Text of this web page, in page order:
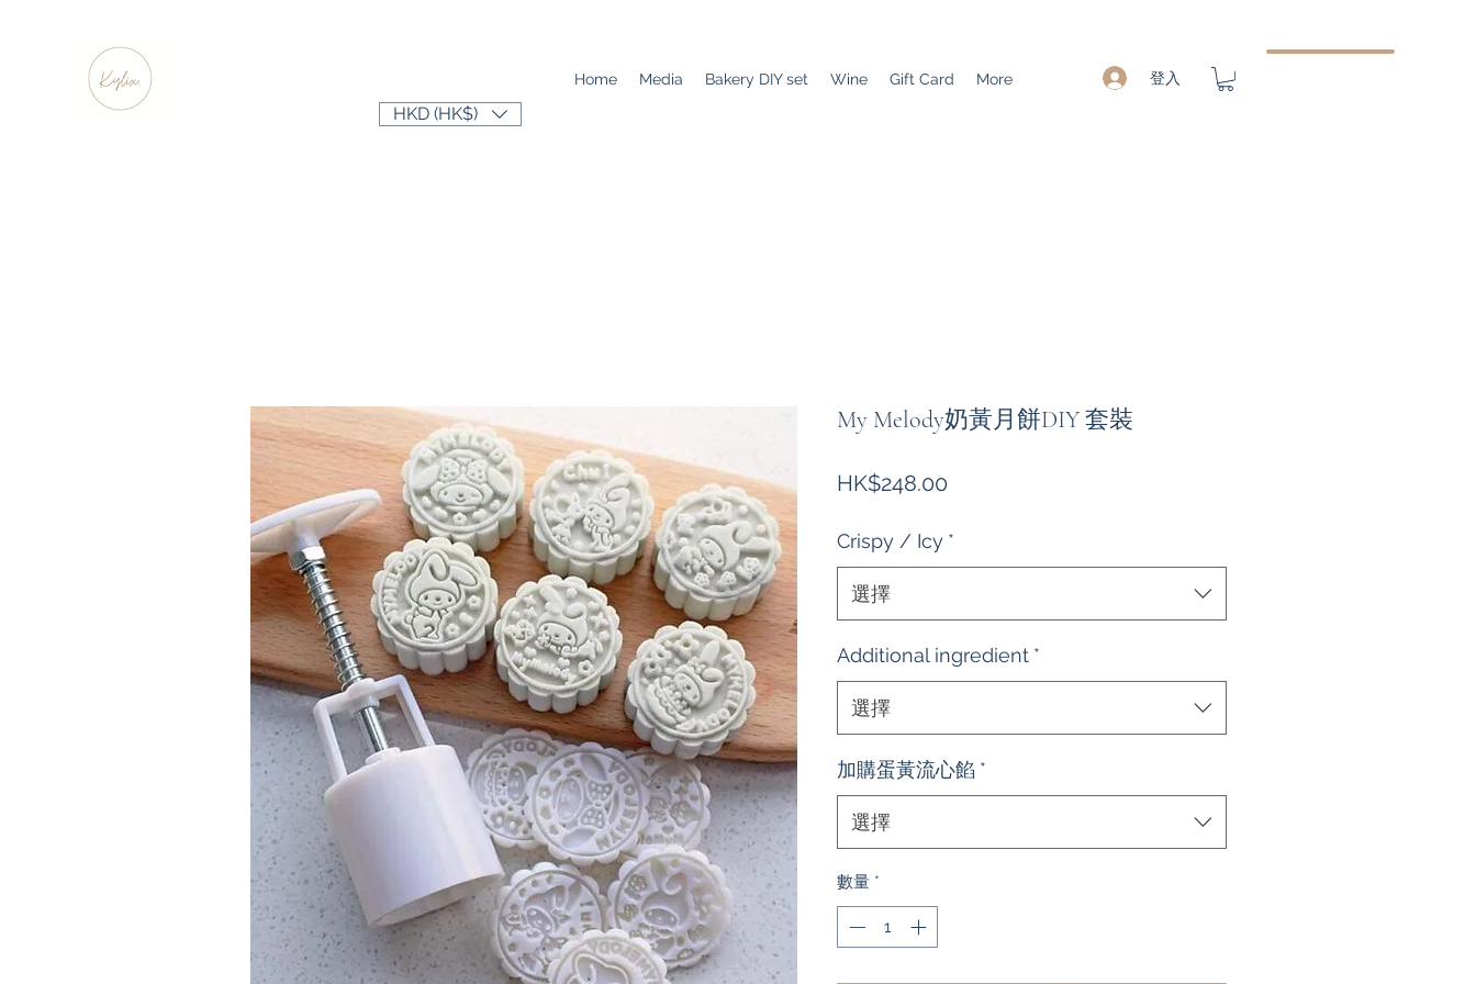
Home Media Bakery DIY set Wine Gift Card More 登入
HKD (HK$)
My Melody奶黃月餅DIY 套裝
HK$248.00
Crispy / Icy *
選擇
Additional ingredient *
選擇
加購蛋黃流心餡 *
選擇
數量 *